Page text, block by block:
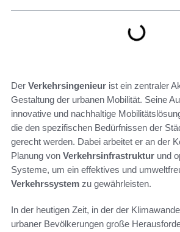
Der Verkehrsingenieur ist ein zentraler
Gestaltung der urbanen Mobilität. Seine
innovative und nachhaltige
die den spezifischen Bedürfnissen der
gerecht werden. Dabei arbeitet er an der
Planung von Verkehrsinfrastruktur und
Systeme, um ein effektives und
Verkehrssystem zu gewährleisten.
In der heutigen Zeit, in der der
urbaner Bevölkerungen große